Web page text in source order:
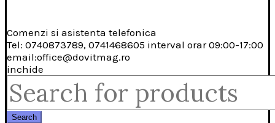
Comenzi si asistenta telefonica
Tel: 0740873789, 0741468605 interval orar 09:00-17:00
email:office@dovitmag.ro
inchide
Search
for:
Search